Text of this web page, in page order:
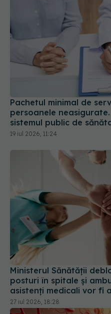
Pachetul minimal de
persoanele
sistemul public de
19 iul 2026, 11:24
Ministerul Sănătății
posturi în spitale și
asistenți medicali vor fi
27 iul 2026, 18:28